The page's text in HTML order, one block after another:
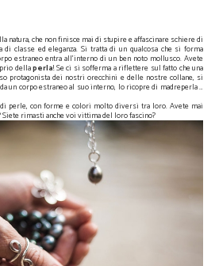
natura, che non finisce mai di stupire e affascinare schiere di
classe ed eleganza. Si tratta di un qualcosa che si forma
estraneo entra all’interno di un ben noto mollusco. Avete
dellaperla! Se ci si sofferma a riflettere sul fatto che una
protagonista dei nostri orecchini e delle nostre collane, si
un corpo estraneo al suo interno, lo ricopre di madreperla …
perle, con forme e colori molto diversi tra loro. Avete mai
Siete rimasti anche voi vittima del loro fascino?